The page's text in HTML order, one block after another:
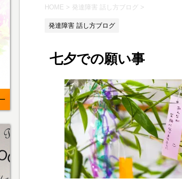
HOME > 発達障害 話し方ブログ >
発達障害 話し方ブログ
七夕での願い事